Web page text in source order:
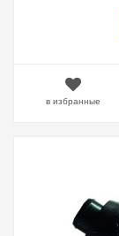
в избранные